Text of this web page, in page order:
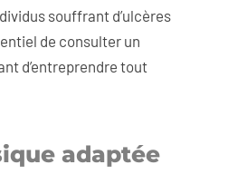
souffrant d’ulcères
de consulter un
d’entreprendre tout
adaptée